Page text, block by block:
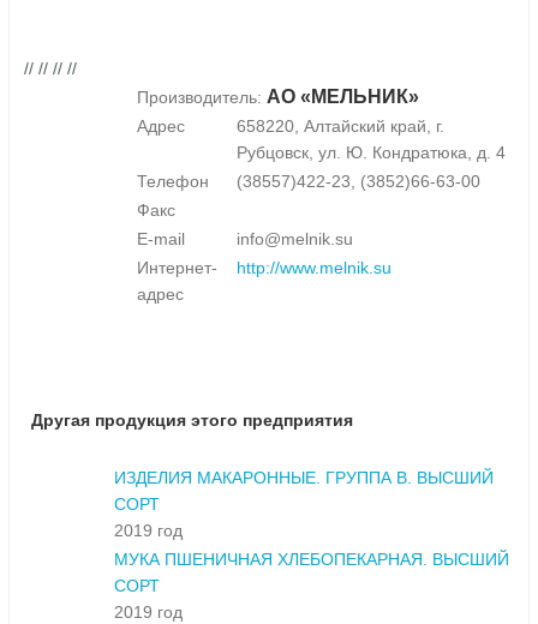
// // // //
Производитель: АО «МЕЛЬНИК»
Адрес
658220, Алтайский край, г.
Рубцовск, ул. Ю. Кондратюка, д. 4
Телефон
(38557)422-23, (3852)66-63-00
Факс
E-mail
info@melnik.su
Интернет-
адрес
http://www.melnik.su
Другая продукция этого предприятия
ИЗДЕЛИЯ МАКАРОННЫЕ. ГРУППА В. ВЫСШИЙ
СОРТ
2019 год
МУКА ПШЕНИЧНАЯ ХЛЕБОПЕКАРНАЯ. ВЫСШИЙ
СОРТ
2019 год